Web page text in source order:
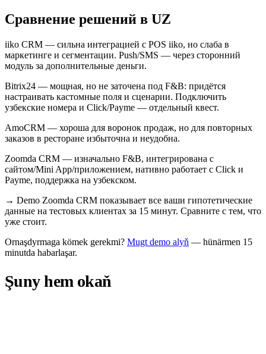
Сравнение решений в UZ
iiko CRM — сильна интеграцией с POS iiko, но слаба в
маркетинге и сегментации. Push/SMS — через сторонний
модуль за дополнительные деньги.
Bitrix24 — мощная, но не заточена под F&B: придётся
настраивать кастомные поля и сценарии. Подключить
узбекские номера и Click/Payme — отдельный квест.
AmoCRM — хороша для воронок продаж, но для повторных
заказов в ресторане избыточна и неудобна.
Zoomda CRM — изначально F&B, интегрирована с
сайтом/Mini App/приложением, нативно работает с Click и
Payme, поддержка на узбекском.
→ Demo Zoomda CRM показывает все ваши гипотетические
данные на тестовых клиентах за 15 минут. Сравните с тем, что
уже стоит.
Ornaşdyrmaga kömek gerekmi? Mugt demo alyň — hünärmen 15
minutda habarlaşar.
Şuny hem okaň